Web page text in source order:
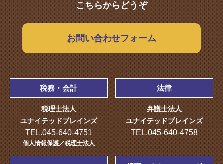
こちらからどうぞ
お問い合わせフォーム
税務・会計
税理士法人
ユナイテッドブレインズ
TEL.045-640-4751
個人情報保護／税理士法人
法律
弁護士法人
ユナイテッドブレインズ
TEL.045-640-4758